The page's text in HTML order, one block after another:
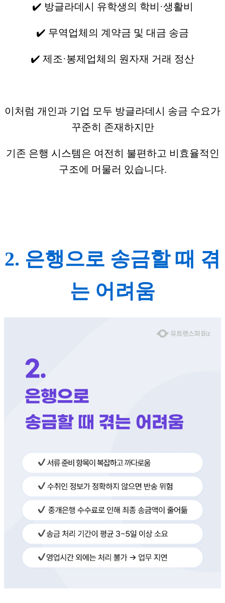
✔️ 방글라데시 유학생의 학비·생활비
✔️ 무역업체의 계약금 및 대금 송금
✔️ 제조·봉제업체의 원자재 거래 정산
이처럼 개인과 기업 모두 방글라데시 송금 수요가
꾸준히 존재하지만
기존 은행 시스템은 여전히 불편하고 비효율적인
구조에 머물러 있습니다.
2. 은행으로 송금할 때 겪
는 어려움